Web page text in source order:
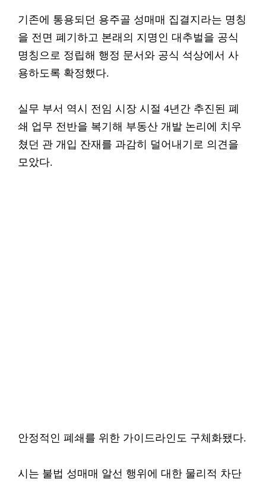
기존에 통용되던 용주골 성매매 집결지라는 명칭
을 전면 폐기하고 본래의 지명인 대추벌을 공식
명칭으로 정립해 행정 문서와 공식 석상에서 사
용하도록 확정했다.
실무 부서 역시 전임 시장 시절 4년간 추진된 폐
쇄 업무 전반을 복기해 부동산 개발 논리에 치우
쳤던 관 개입 잔재를 과감히 덜어내기로 의견을
모았다.
안정적인 폐쇄를 위한 가이드라인도 구체화됐다.
시는 불법 성매매 알선 행위에 대한 물리적 차단